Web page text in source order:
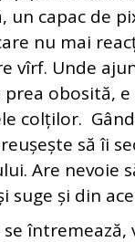
un capac de
nu mai
vîrf. Unde
prea obosită,
colților.
să îi
Are nevoie
suge și din
se